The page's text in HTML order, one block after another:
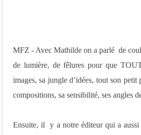
MFZ - Avec Mathilde on a parlé de
de lumière, de fêlures pour que
images, sa jungle d’idées, tout son
compositions, sa sensibilité, ses angles
Ensuite, il y a notre éditeur qui a